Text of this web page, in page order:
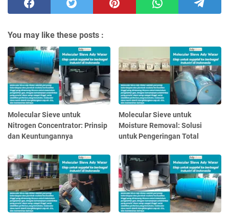
You may like these posts :
Molecular Sieve untuk
Nitrogen Concentrator: Prinsip
dan Keuntungannya
Molecular Sieve untuk
Moisture Removal: Solusi
untuk Pengeringan Total